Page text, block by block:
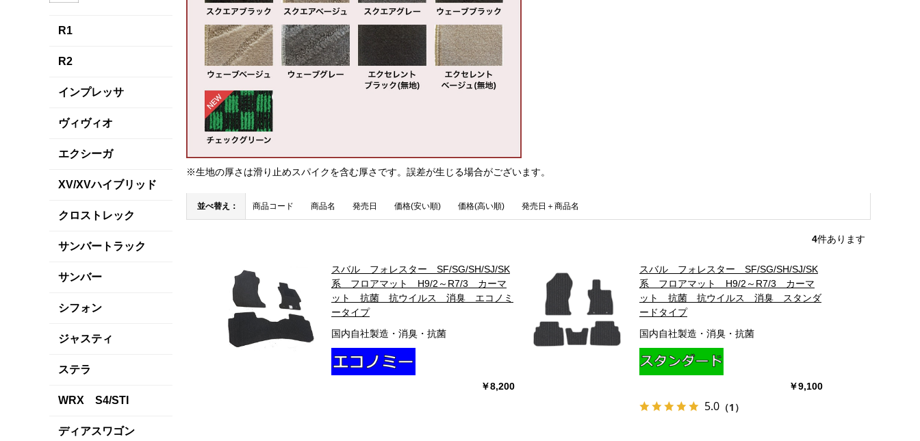
R1
R2
インプレッサ
ヴィヴィオ
エクシーガ
XV/XVハイブリッド
クロストレック
サンバートラック
サンバー
シフォン
ジャスティ
ステラ
WRX S4/STI
ディアスワゴン
※生地の厚さは滑り止めスパイクを含む厚さです。誤差が生じる場合がございます。
並べ替え： 商品コード 商品名 発売日 価格(安い順) 価格(高い順) 発売日＋商品名
4件あります
スバル フォレスター SF/SG/SH/SJ/SK
系 フロアマット H9/2～R7/3 カーマ
ット 抗菌 抗ウイルス 消臭 エコノミ
ータイプ
国内自社製造・消臭・抗菌
￥8,200
スバル フォレスター SF/SG/SH/SJ/SK
系 フロアマット H9/2～R7/3 カーマ
ット 抗菌 抗ウイルス 消臭 スタンダ
ードタイプ
国内自社製造・消臭・抗菌
￥9,100
5.0 （1）